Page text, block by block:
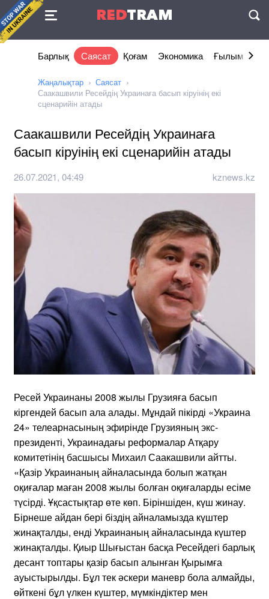
REDTRAM
Келісімі
Барлық Саясат Қоғам Экономика Ғылым және
Жаңалықтар
Саясат
Саакашвили Ресейдің Украинаға басып кіруінің екі
сценарийін атады
Саакашвили Ресейдің Украинаға
басып кіруінің екі сценарийін атады
26.07.2021, 04:49 kznews.kz
Ресей Украинаны 2008 жылы Грузияға басып
кіргендей басып ала алады. Мұндай пікірді «Украина
24» телеарнасының эфирінде Грузияның экс-
президенті, Украинадағы реформалар Атқару
комитетінің басшысы Михаил Саакашвили айтты.
«Қазір Украинаның айналасында болып жатқан
оқиғалар маған 2008 жылы болған оқиғаларды есіме
түсірді. Ұқсастықтар өте көп. Біріншіден, күш жинау.
Бірнеше айдан бері біздің айналамызда күштер
жинақталды, енді Украинаның айналасында күштер
жинақталды. Қиыр Шығыстан басқа Ресейдегі барлық
десант топтары қазір басып алынған Қырымға
ауыстырылды. Бұл тек әскери маневр бола алмайды,
өйткені бұл үлкен күштер, мүмкіндіктер мен